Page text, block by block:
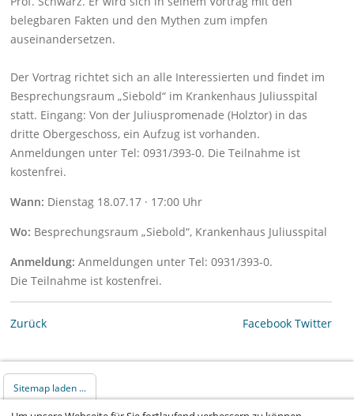
belegbaren Fakten und den Mythen zum impfen
auseinandersetzen.
Der Vortrag richtet sich an alle Interessierten und findet im
Besprechungsraum „Siebold“ im Krankenhaus Juliusspital
statt. Eingang: Von der Juliuspromenade (Holztor) in das
dritte Obergeschoss, ein Aufzug ist vorhanden.
Anmeldungen unter Tel: 0931/393-0. Die Teilnahme ist
kostenfrei.
Wann: Dienstag 18.07.17 · 17:00 Uhr
Wo: Besprechungsraum „Siebold“, Krankenhaus Juliusspital
Anmeldung: Anmeldungen unter Tel: 0931/393-0.
Die Teilnahme ist kostenfrei.
Zurück Facebook Twitter
Sitemap laden ...